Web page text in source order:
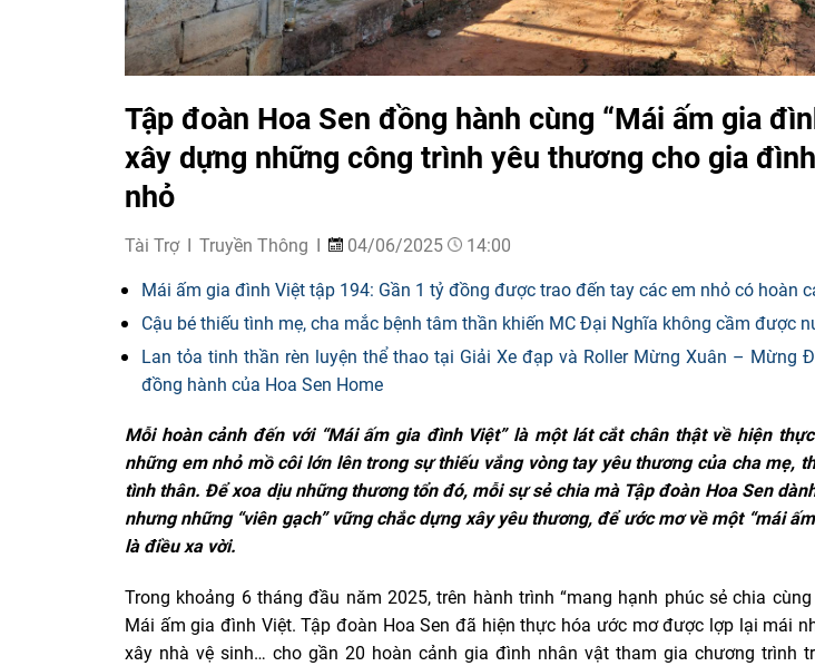
Tập đoàn Hoa Sen đồng hành cùng “Mái ấm gia
xây dựng những công trình yêu thương cho gia
nhỏ
Tài Trợ Truyền Thông 04/06/2025
14:00
Mái ấm gia đình Việt tập 194: Gần 1 tỷ đồng được trao đến tay các em nhỏ có hoàn
Cậu bé thiếu tình mẹ, cha mắc bệnh tâm thần khiến MC Đại Nghĩa không cầm được
Lan tỏa tinh thần rèn luyện thể thao tại Giải Xe đạp và Roller Mừng Xuân – Mừng
đồng hành của Hoa Sen Home
Mỗi hoàn cảnh đến với “Mái ấm gia đình Việt” là một lát cắt chân thật về hiện
những em nhỏ mồ côi lớn lên trong sự thiếu vắng vòng tay yêu thương của cha mẹ,
tình thân. Để xoa dịu những thương tổn đó, mỗi sự sẻ chia mà Tập đoàn Hoa Sen
nhưng những “viên gạch” vững chắc dựng xây yêu thương, để ước mơ về một “mái
là điều xa vời.
Trong khoảng 6 tháng đầu năm 2025, trên hành trình “mang hạnh phúc sẻ chia
Mái ấm gia đình Việt. Tập đoàn Hoa Sen đã hiện thực hóa ước mơ được lợp lại mái
xây nhà vệ sinh… cho gần 20 hoàn cảnh gia đình nhân vật tham gia chương trình